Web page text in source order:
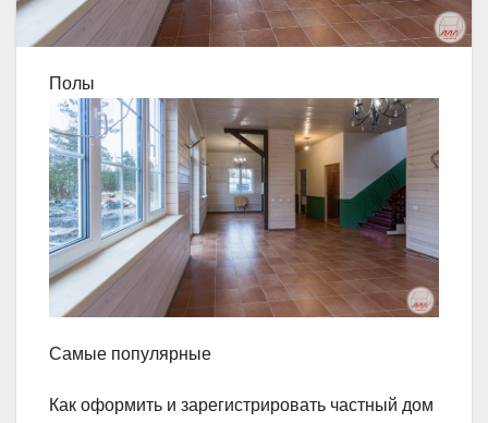
Полы
Самые популярные
Как оформить и зарегистрировать частный дом